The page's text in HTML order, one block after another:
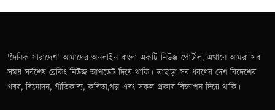
'দৈনিক সারাদেশ' আমাদের অনলাইন বাংলা একটি নিউজ পোর্টাল, এখানে আমরা সব
সময় সর্বশেষ ব্রেকিং নিউজ আপডেট দিয়ে থাকি। তাছাড়া সব ধরণের দেশ-বিদেশের
খবর, বিনোদন, গীতিকাব্য, কবিতা,গল্প এবং সকল প্রকার বিজ্ঞাপন দিয়ে থাকি।